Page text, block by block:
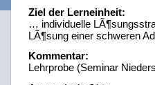
Ziel der Lerneinheit:
… individuelle
LÃ¶sung einer schweren
Kommentar:
Lehrprobe (Seminar